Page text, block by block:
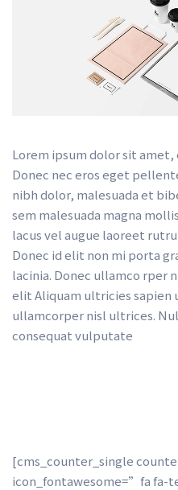
Lorem ipsum dolor sit
Donec nec eros eget
nibh dolor, malesuada et
em malesuada magna
lacus vel augue laoreet
Donec id elit non mi porta
lacinia. Donec ullamco rper
elit Aliquam ultricies
ullamcorper nisl ultrices.
consequat vulputate
[cms_counter_single
icon_fontawesome=”fa fa-